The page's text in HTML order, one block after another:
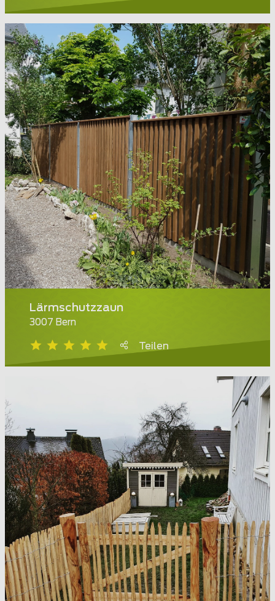
Lärmschutzzaun
3007 Bern
Teilen